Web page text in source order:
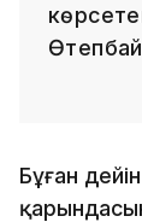
Бұған